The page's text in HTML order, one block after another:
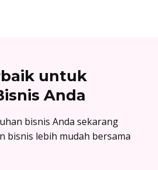
untuk
Anda
bisnis Anda sekarang
bisnis lebih mudah bersama